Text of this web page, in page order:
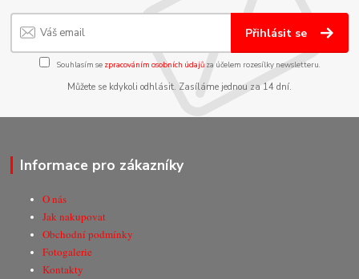
Přihlásit se
Souhlasím se zpracováním osobních údajůza účelem rozesílky newsletteru.
Můžete se kdykoli odhlásit. Zasíláme jednou za 14 dní.
Informace pro zákazníky
O nás
Jak nakupovat
Obchodní podmínky
Fotogalerie
Kontakty